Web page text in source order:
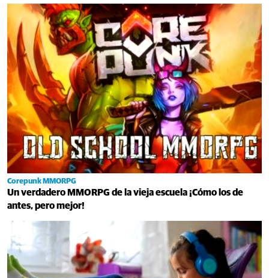
Corepunk MMORPG
Un verdadero MMORPG de la vieja escuela ¡Cómo los de
antes, pero mejor!